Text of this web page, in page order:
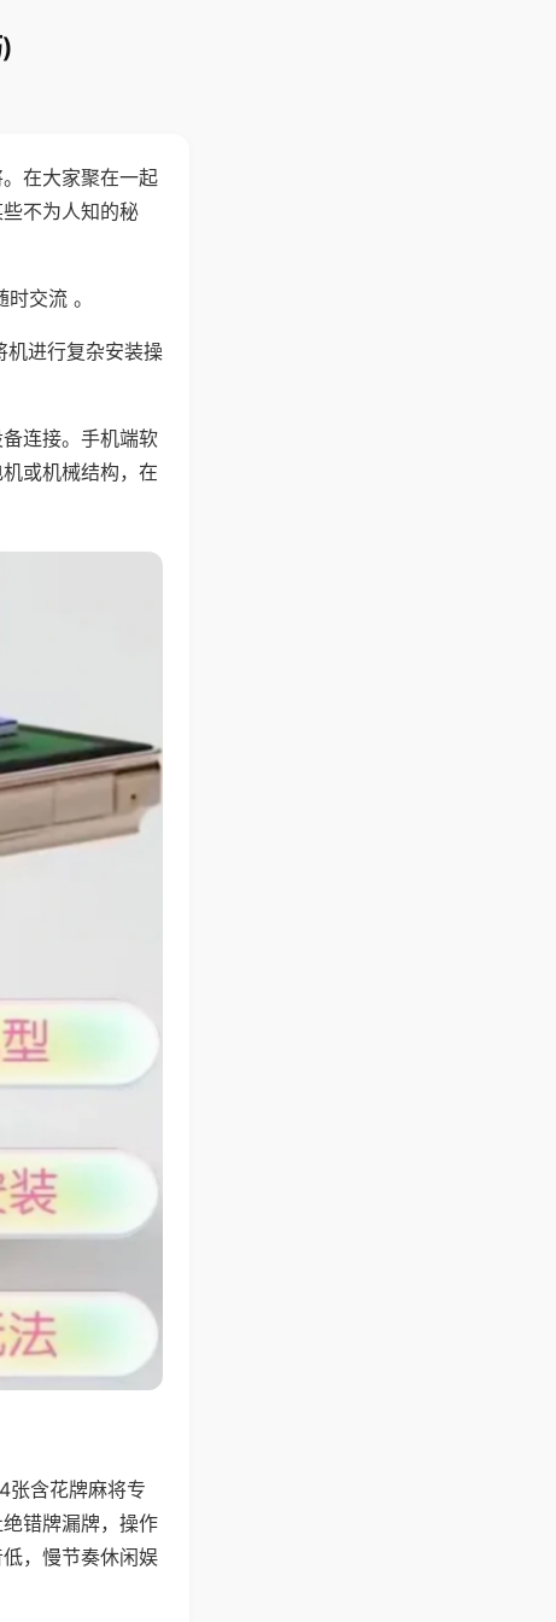
在大家聚在一起
不为人知的秘
交流 。
机进行复杂安装操
连接。手机端软
或机械结构，在
张含花牌麻将专
错牌漏牌，操作
，慢节奏休闲娱